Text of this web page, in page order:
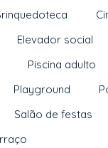
Elevador social
Piscina adulto
Playground
Salão de festas